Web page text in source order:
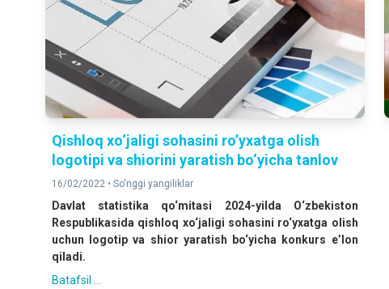
Qishloq xo‘jaligi sohasini ro’yxatga olish
logotipi va shiorini yaratish bo‘yicha tanlov
16/02/2022 • So'nggi yangiliklar
Davlat statistika qo‘mitasi 2024-yilda O‘zbekiston
Respublikasida qishloq xo‘jaligi sohasini ro‘yxatga olish
uchun logotip va shior yaratish bo‘yicha konkurs e’lon
qiladi.
Batafsil ...